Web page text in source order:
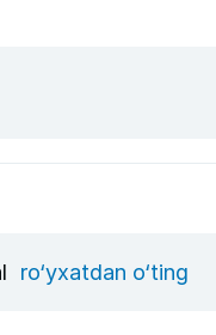
ro‘yxatdan o‘ting